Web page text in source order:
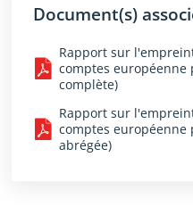
Document(s)
Rapport sur
comptes européenne
complète)
Rapport sur
comptes européenne
abrégée)